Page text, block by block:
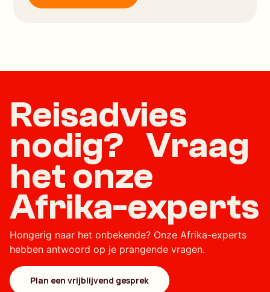
Reisadvies
nodig? Vraag
het onze
Afrika-experts
Hongerig naar het onbekende? Onze Afrika-experts
hebben antwoord op je prangende vragen.
Plan een vrijblijvend gesprek